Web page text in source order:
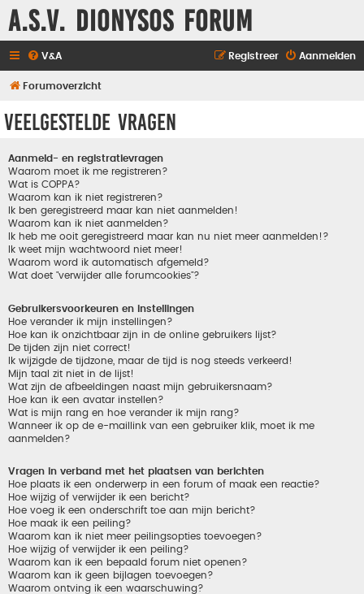
A.S.V. Dionysos Forum
V&A Aanmelden
Registreer
Forumoverzicht
Veelgestelde vragen
Aanmeld- en registratievragen
Waarom moet ik me registreren?
Wat is COPPA?
Waarom kan ik niet registreren?
Ik ben geregistreerd maar kan niet aanmelden!
Waarom kan ik niet aanmelden?
Ik heb me ooit geregistreerd maar kan nu niet meer aanmelden!?
Ik weet mijn wachtwoord niet meer!
Waarom word ik automatisch afgemeld?
Wat doet "verwijder alle forumcookies"?
Gebruikersvoorkeuren en instellingen
Hoe verander ik mijn instellingen?
Hoe kan ik onzichtbaar zijn in de online gebruikers lijst?
De tijden zijn niet correct!
Ik wijzigde de tijdzone, maar de tijd is nog steeds verkeerd!
Mijn taal zit niet in de lijst!
Wat zijn de afbeeldingen naast mijn gebruikersnaam?
Hoe kan ik een avatar instellen?
Wat is mijn rang en hoe verander ik mijn rang?
Wanneer ik op de e-maillink van een gebruiker klik, moet ik me
aanmelden?
Vragen in verband met het plaatsen van berichten
Hoe plaats ik een onderwerp in een forum of maak een reactie?
Hoe wijzig of verwijder ik een bericht?
Hoe voeg ik een onderschrift toe aan mijn bericht?
Hoe maak ik een peiling?
Waarom kan ik niet meer peilingsopties toevoegen?
Hoe wijzig of verwijder ik een peiling?
Waarom kan ik een bepaald forum niet openen?
Waarom kan ik geen bijlagen toevoegen?
Waarom ontving ik een waarschuwing?